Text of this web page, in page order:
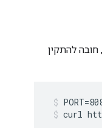
להתקין
curl